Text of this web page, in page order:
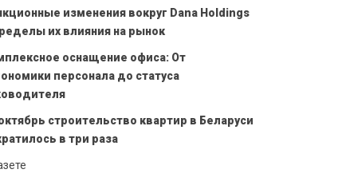
изменения вокруг Dana Holdings
их влияния на рынок
оснащение офиса: От
персонала до статуса
строительство квартир в Беларуси
в три раза